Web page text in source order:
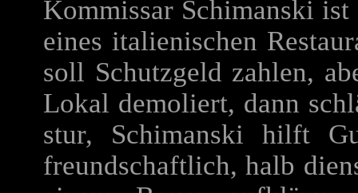
Kommissar Schimanski
eines italienischen
soll Schutzgeld zahlen,
Lokal demoliert, dann
stur, Schimanski hilft
freundschaftlich, halb